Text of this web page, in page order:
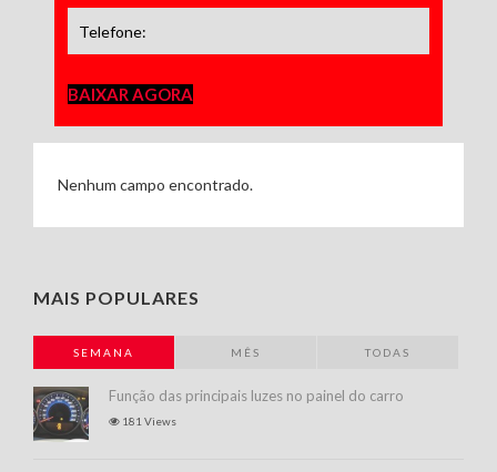
BAIXAR AGORA
Nenhum campo encontrado.
MAIS POPULARES
SEMANA MÊS TODAS
Função das principais luzes no painel do carro
181 Views